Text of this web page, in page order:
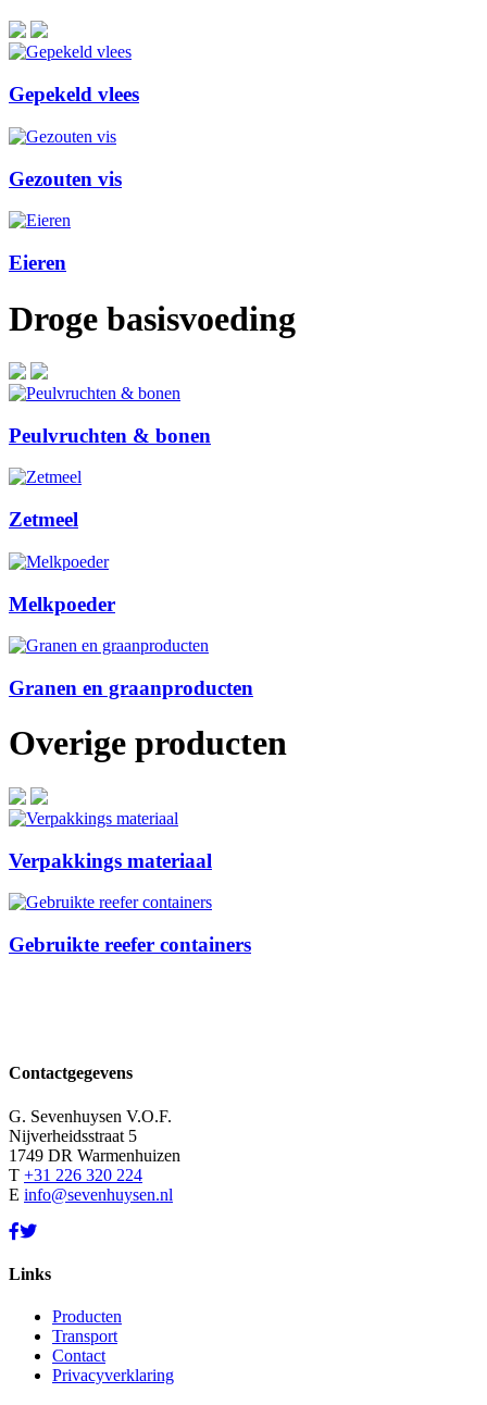
Gepekeld vlees
Gezouten vis
Eieren
Droge basisvoeding
Peulvruchten & bonen
Zetmeel
Melkpoeder
Granen en graanproducten
Overige producten
Verpakkings materiaal
Gebruikte reefer containers
Contactgegevens
G. Sevenhuysen V.O.F.
Nijverheidsstraat 5
1749 DR Warmenhuizen
T +31 226 320 224
E info@sevenhuysen.nl
Links
Producten
Transport
Contact
Privacyverklaring